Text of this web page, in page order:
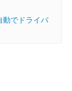
動でドライバ